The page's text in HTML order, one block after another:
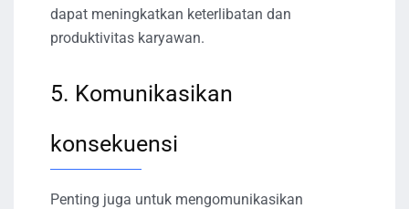
dapat meningkatkan keterlibatan dan
produktivitas karyawan.
5. Komunikasikan
konsekuensi
Penting juga untuk mengomunikasikan